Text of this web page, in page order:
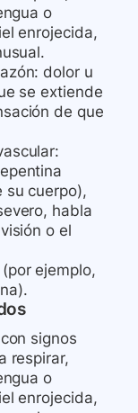
o
enrojecida,
dolor u
se extiende
de que
su cuerpo),
habla
o el
ejemplo,
signos
respirar,
o
enrojecida,